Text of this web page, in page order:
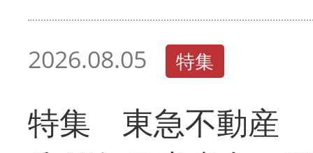
2026.08.05 特集
特集 東急不動産